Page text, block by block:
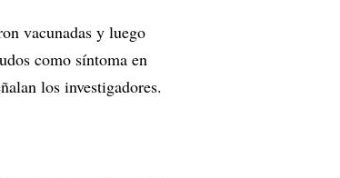
vacunadas y luego
como síntoma en
los investigadores.